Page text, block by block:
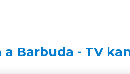
Barbuda - TV